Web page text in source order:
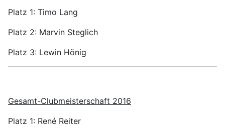
Platz 1: Timo Lang
Platz 2: Marvin Steglich
Platz 3: Lewin Hönig
Gesamt-Clubmeisterschaft 2016
Platz 1: René Reiter